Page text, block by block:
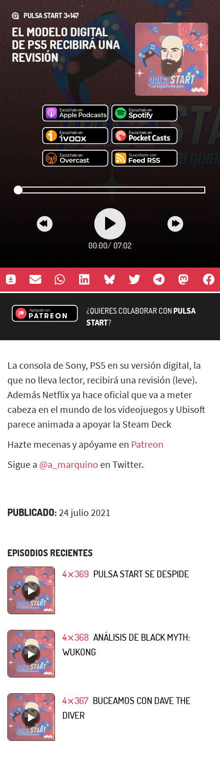
PULSA START 3×147
EL MODELO DIGITAL
DE PS5 RECIBIRÁ UNA
REVISIÓN
00:00/ 07:02
¿QUIERES COLABORAR CONPULSA
START?
La consola de Sony, PS5 en su versión digital, la
que no lleva lector, recibirá una revisión (leve).
Además Netflix ya hace oficial que va a meter
cabeza en el mundo de los videojuegos y Ubisoft
parece animada a apoyar la Steam Deck
Hazte mecenas y apóyame en Patreon
Sigue a @a_marquino en Twitter.
PUBLICADO: 24 julio 2021
EPISODIOS RECIENTES
4⨯369 PULSA START SE DESPIDE
4⨯368 ANÁLISIS DE BLACK MYTH:
WUKONG
4⨯367 BUCEAMOS CON DAVE THE
DIVER